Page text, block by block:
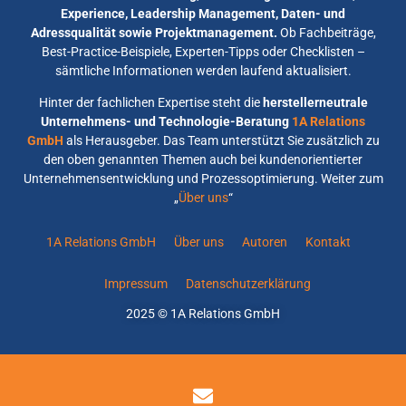
Experience, Leadership Management, Daten- und
Adressqualität sowie Projektmanagement. Ob Fachbeiträge,
Best-Practice-Beispiele, Experten-Tipps oder Checklisten –
sämtliche Informationen werden laufend aktualisiert.
Hinter der fachlichen Expertise steht die herstellerneutrale
Unternehmens- und Technologie-Beratung 1A Relations
GmbH als Herausgeber. Das Team unterstützt Sie zusätzlich zu
den oben genannten Themen auch bei kundenorientierter
Unternehmensentwicklung und Prozessoptimierung. Weiter zum
„Über uns“
1A Relations GmbH Über uns Autoren Kontakt
Impressum Datenschutzerklärung
2025 © 1A Relations GmbH